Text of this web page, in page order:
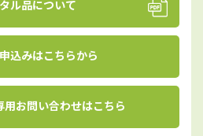
ル品について
込みはこちらから
用お問い合わせはこちら